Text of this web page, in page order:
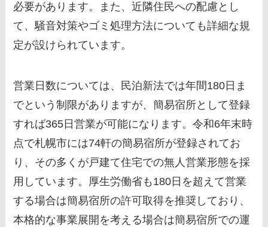
必要があります。また、近隣住民への配慮とし
て、騒音対策やゴミ処理方法についても詳細な規
定が設けられています。
営業日数については、民泊新法では年間180日ま
でという制限がありますが、簡易宿所として登録
すれば365日営業が可能になります。令和6年末時
点で札幌市には74軒の簡易宿所が登録されてお
り、その多くが戸建て住宅での無人営業形態を採
用しています。厚生労働省も180日を超えて営業
する場合は簡易宿所の許可取得を推奨しており、
本格的な事業展開を考える場合は簡易宿所での運